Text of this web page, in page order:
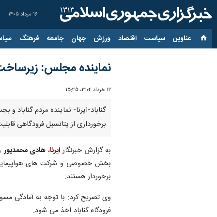
۱۶ مرداد ۱۴۰۵
عناوین‌ سیاست اقتصاد ورزش جهان جامعه فرهنگ
نماینده مجلس:
۱۲ خرداد ۱۴۰۴، ۱۵:۴۵